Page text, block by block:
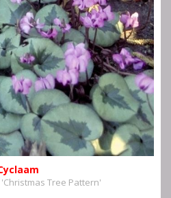
Tree Pattern'